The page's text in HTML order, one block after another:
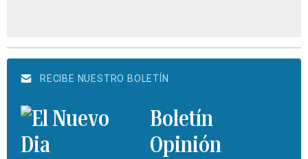
RECIBE NUESTRO BOLETÍN
Boletín
Opinión